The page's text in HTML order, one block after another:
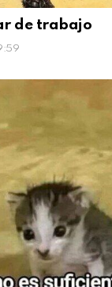
de trabajo